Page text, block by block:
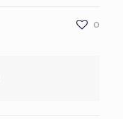
0